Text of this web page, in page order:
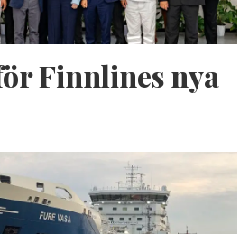
Finnlines nya